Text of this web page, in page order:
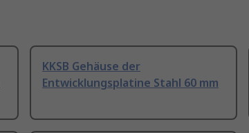
KKSB Gehäuse der
Entwicklungsplatine Stahl 60 mm